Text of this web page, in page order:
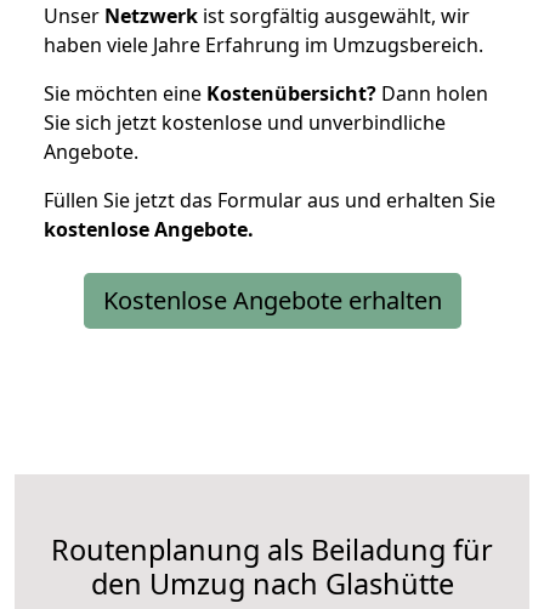
Unser Netzwerk ist sorgfältig ausgewählt, wir
haben viele Jahre Erfahrung im Umzugsbereich.
Sie möchten eine Kostenübersicht? Dann holen
Sie sich jetzt kostenlose und unverbindliche
Angebote.
Füllen Sie jetzt das Formular aus und erhalten Sie
kostenloseAngebote.
Kostenlose Angebote erhalten
Routenplanung als Beiladung für
den Umzug nach Glashütte